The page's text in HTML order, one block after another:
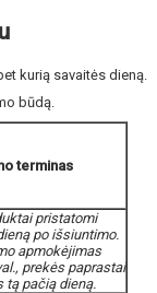
kurią savaitės dieną.
būdą.
terminas
pristatomi
po išsiuntimo.
apmokėjimas
prekės paprastai
tą pačią dieną.